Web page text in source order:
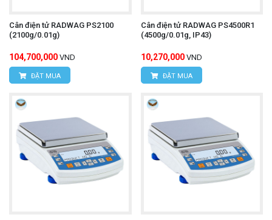
Cân điện tử RADWAG PS2100
(2100g/0.01g)
104,700,000 VND
ĐẶT MUA
Cân điện tử RADWAG PS4500R1
(4500g/0.01g, IP43)
10,270,000 VND
ĐẶT MUA